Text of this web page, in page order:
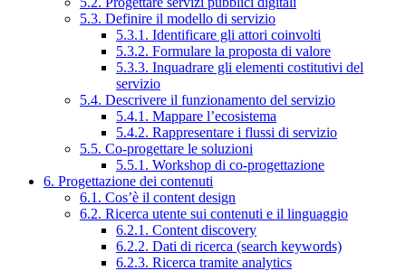
5.3. Definire il modello di servizio
5.3.1. Identificare gli attori coinvolti
5.3.2. Formulare la proposta di valore
5.3.3. Inquadrare gli elementi costitutivi del
servizio
5.4. Descrivere il funzionamento del servizio
5.4.1. Mappare l’ecosistema
5.4.2. Rappresentare i flussi di servizio
5.5. Co-progettare le soluzioni
5.5.1. Workshop di co-progettazione
6. Progettazione dei contenuti
6.1. Cos’è il content design
6.2. Ricerca utente sui contenuti e il linguaggio
6.2.1. Content discovery
6.2.2. Dati di ricerca (search keywords)
6.2.3. Ricerca tramite analytics